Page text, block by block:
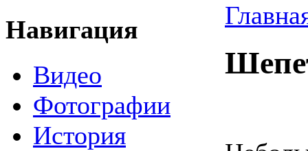
Навигация
Видео
Фотографии
История